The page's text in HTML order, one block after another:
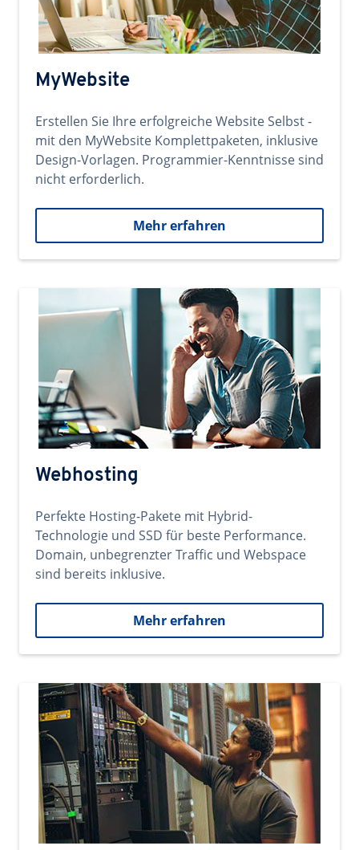
MyWebsite
Erstellen Sie Ihre erfolgreiche Website Selbst -
mit den MyWebsite Komplettpaketen, inklusive
Design-Vorlagen. Programmier-Kenntnisse sind
nicht erforderlich.
Mehr erfahren
Webhosting
Perfekte Hosting-Pakete mit Hybrid-
Technologie und SSD für beste Performance.
Domain, unbegrenzter Traffic und Webspace
sind bereits inklusive.
Mehr erfahren